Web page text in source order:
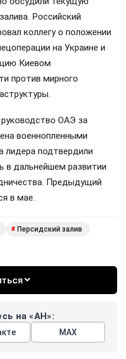
разговор с
Эмиратов
и
обсудили текущую
Российский
коллегу о положении
Киевом
против мирного
ОАЭ за
лидера подтвердили
в дальнейшем развитии